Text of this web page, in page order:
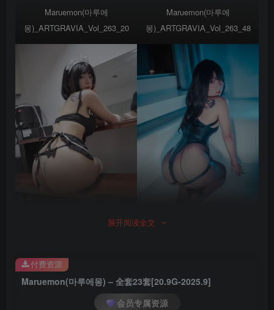
Maruemon(마루에
몽)_ARTGRAVIA_Vol_263_20
Maruemon(마루에
몽)_ARTGRAVIA_Vol_263_48
展开阅读全文
Maruemon(마루에몽) – 全套23套[20.9G-2025.9]
会员专属资源
付费资源